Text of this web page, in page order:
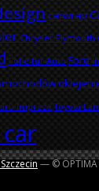
carwrap
Chrysler Plymouth
Folie für Auto Ford
Impreza Toyota
— ©